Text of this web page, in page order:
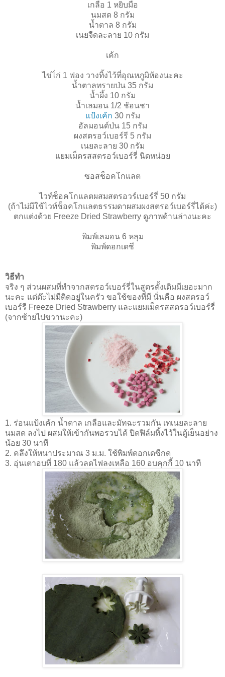
เกลือ 1 หยิบมือ
นมสด 8 กรัม
นํ้าตาล 8 กรัม
เนยจืดละลาย 10 กรัม
เค้ก
ไข่ไ่ก่ 1 ฟอง วางทิ้งไว้ที่อุณหภูมิห้องนะคะ
นํ้าตาลทรายป่น 35 กรัม
นํ้าผึ้ง 10 กรัม
นํ้าเลมอน 1/2 ช้อนชา
แป้งเค้ก 30 กรัม
อัลมอนด์ป่น 15 กรัม
ผงสตรอว์เบอร์รี 5 กรัม
เนยละลาย 30 กรัม
แยมเม็ดรสสตรอว์เบอร์รี่ นิดหน่อย
ซอสช็อคโกแลต
ไวท์ช็อคโกแลตผสมสตรอวร์เบอร์รี่ 50 กรัม
(ถ้าไม่มีใช้ไวท์ช็อคโกแลตธรรมดาผสมผงสตรอว์เบอร์รี่ได้ค่ะ)
ตกแต่งด้วย Freeze Dried Strawberry ดูภาพด้านล่างนะคะ
พิมพ์เลมอน 6 หลุม
พิมพ์ดอกเดซี
วิธีทำ
จริง ๆ ส่วนผสมที่ทำจากสตรอว์เบอร์รี่ในสูตรดั้งเติมมีเยอะมาก
นะคะ แต่ต๊ะไม่มีติดอยู่ในครัว ขอใช้ของที่มี นั่นคือ ผงสตรอว์
เบอร์รี Freeze Dried Strawberry และแยมเม็ดรสสตรอว์เบอร์รี่
(จากซ้ายไปขวานะคะ)
1. ร่อนแป้งเค้ก นํ้าตาล เกลือและมัทฉะรวมกัน เทเนยละลาย
นมสด ลงไป ผสมให้เข้ากันพอรวบได้ ปิดฟิล์มทิ้งไว้ในตู้เย็นอย่าง
น้อย 30 นาที
2. คลึงให้หนาประมาณ 3 ม.ม. ใช้พิมพ์ดอกเดซีกด
3. อุ่นเตาอบที่ 180 แล้วลดไฟลงเหลือ 160 อบคุกกี้ 10 นาที